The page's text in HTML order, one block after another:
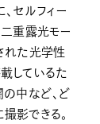
セルフィー
二重露光モー
れた光学性
しているた
の中など、ど
影できる。